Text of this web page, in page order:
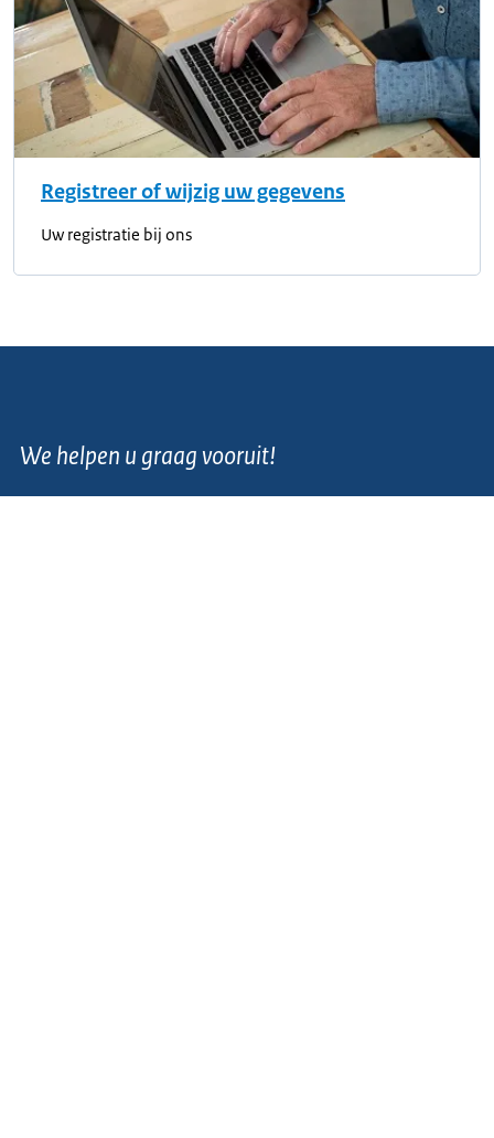
Registreer of wijzig uw gegevens
Uw registratie bij ons
We helpen u graag vooruit!